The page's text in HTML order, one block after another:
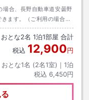
場合、長野自動車道安曇野
ます。（ご利用の場合は
おとな2名 1泊1部屋 合計
税込 12,900円
おとな1名 (2名1室)｜ 1泊
税込 6,450円